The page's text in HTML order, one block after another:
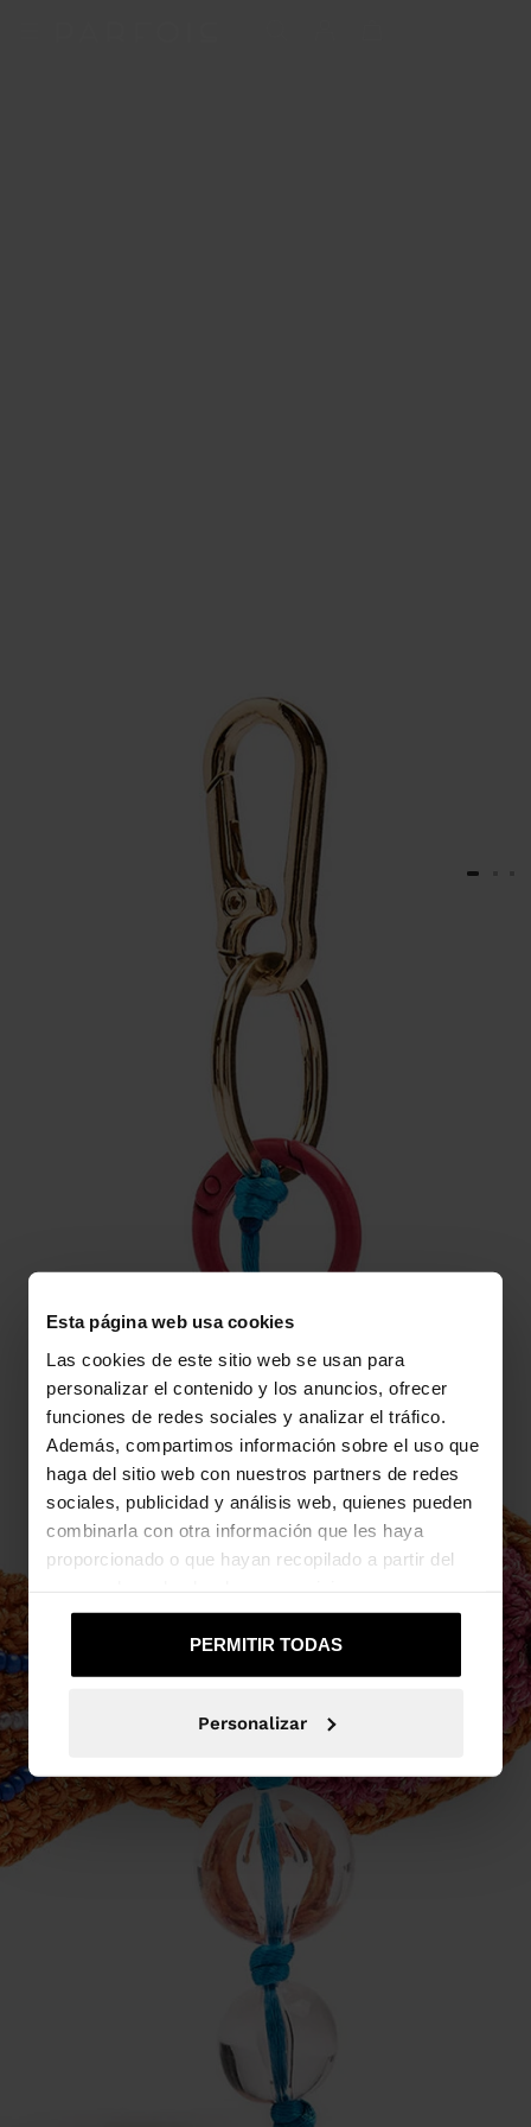
Esta página web usa cookies
Las cookies de este sitio web se usan para
personalizar el contenido y los anuncios, ofrecer
funciones de redes sociales y analizar el tráfico.
Además, compartimos información sobre el uso que
haga del sitio web con nuestros partners de redes
sociales, publicidad y análisis web, quienes pueden
combinarla con otra información que les haya
proporcionado o que hayan recopilado a partir del
PERMITIR TODAS
Personalizar